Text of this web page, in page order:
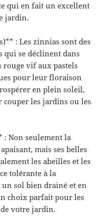
qui en fait un excellent
jardin.
: Les zinnias sont des
qui se déclinent dans
rouge vif aux pastels
pour leur floraison
en plein soleil,
couper les jardins ou les
: Non seulement la
mais ses belles
les abeilles et les
tolérante à la
un sol bien drainé et en
choix parfait pour les
votre jardin.